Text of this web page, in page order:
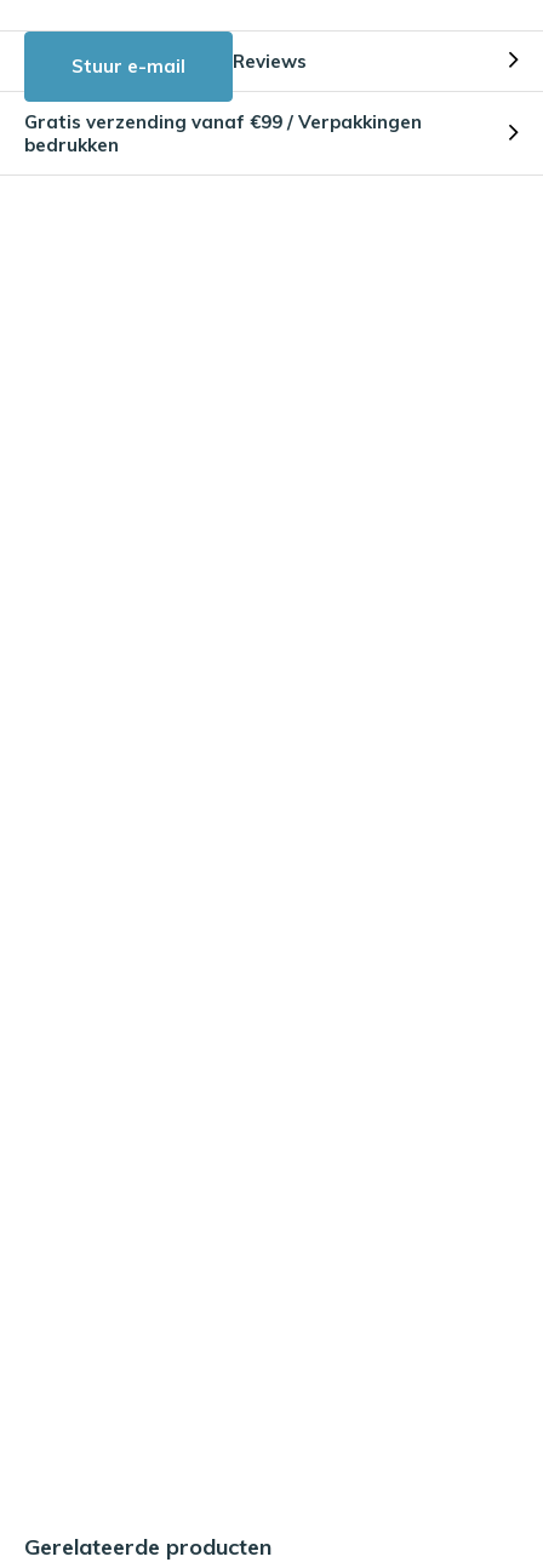
Stuur e-mail Reviews
Gratis verzending vanaf €99 / Verpakkingen
bedrukken
Gerelateerde producten